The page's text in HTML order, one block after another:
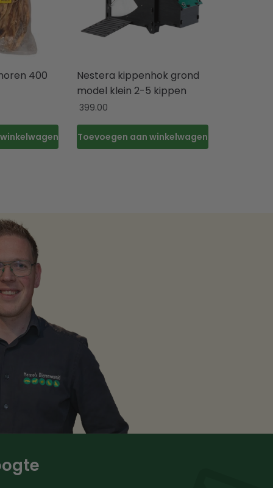
400
Nestera kippenhok grond
model klein 2-5 kippen
399.00
Toevoegen aan winkelwagen